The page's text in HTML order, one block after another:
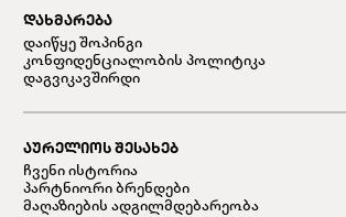
ᲓᲐᲮᲛᲐᲠᲔᲑᲐ
დაიწყე შოპინგი
კონფიდენციალობის პოლიტიკა
დაგვიკავშირდი
ᲐᲣᲠᲔᲚᲘᲝᲡ ᲨᲔᲡᲐᲮᲔᲑ
ჩვენი ისტორია
პარტნიორი ბრენდები
მაღაზიების ადგილმდებარეობა